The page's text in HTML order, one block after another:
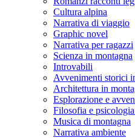
Cultura alpina
Narrativa di viaggio
Graphic novel
Narrativa per ragazzi
Scienza in montagna
Introvabili
Avvenimenti storici
Architettura in
Esplorazione e
Filosofia e
Musica di montagna
Narrativa ambiente